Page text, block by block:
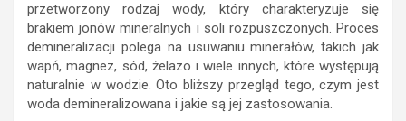
przetworzony rodzaj wody, który charakteryzuje się
brakiem jonów mineralnych i soli rozpuszczonych. Proces
demineralizacji polega na usuwaniu minerałów, takich jak
wapń, magnez, sód, żelazo i wiele innych, które występują
naturalnie w wodzie. Oto bliższy przegląd tego, czym jest
woda demineralizowana i jakie są jej zastosowania.